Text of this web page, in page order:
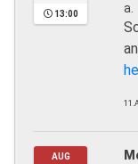
13:00
a.
AUG